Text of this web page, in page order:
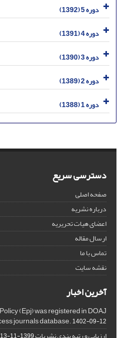
دوره 5 (1392)
دوره 4 (1391)
دوره 3 (1390)
دوره 2 (1389)
دوره 1 (1388)
دسترسی سریع
صفحه اصلی
درباره نشریه
اعضای هیات تحریریه
ارسال مقاله
تماس با ما
نقشه سایت
آخرین اخبار
(Epj) was registered in DOAJ
journals database.1402-09-12